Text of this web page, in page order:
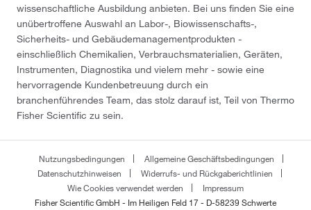
wissenschaftliche Ausbildung anbieten. Bei uns finden Sie eine
unübertroffene Auswahl an Labor-, Biowissenschafts-,
Sicherheits- und Gebäudemanagementprodukten -
einschließlich Chemikalien, Verbrauchsmaterialien, Geräten,
Instrumenten, Diagnostika und vielem mehr - sowie eine
hervorragende Kundenbetreuung durch ein
branchenführendes Team, das stolz darauf ist, Teil von Thermo
Fisher Scientific zu sein.
Nutzungsbedingungen
Allgemeine Geschäftsbedingungen
Datenschutzhinweisen
Widerrufs- und Rückgaberichtlinien
Wie Cookies verwendet werden
Impressum
Fisher Scientific GmbH - Im Heiligen Feld 17 - D-58239 Schwerte